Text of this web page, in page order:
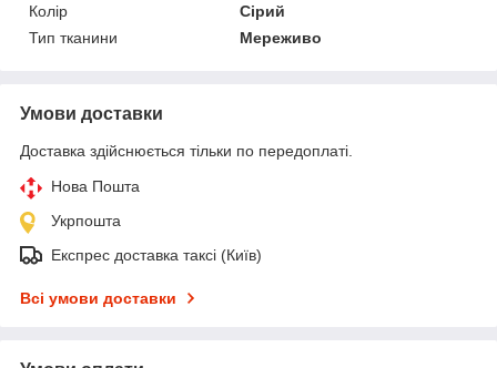
Колір
Сірий
Тип тканини
Мереживо
Умови доставки
Доставка здійснюється тільки по передоплаті.
Нова Пошта
Укрпошта
Експрес доставка таксі (Київ)
Всі умови доставки